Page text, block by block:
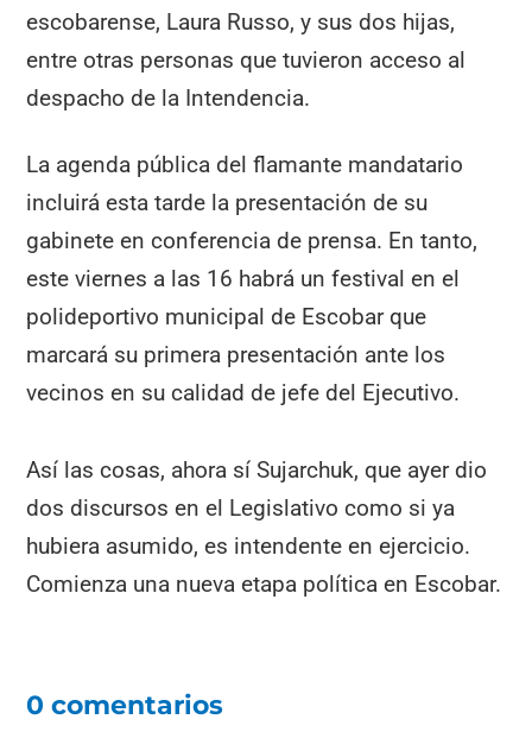
escobarense, Laura Russo, y sus dos hijas,
entre otras personas que tuvieron acceso al
despacho de la Intendencia.
La agenda pública del flamante mandatario
incluirá esta tarde la presentación de su
gabinete en conferencia de prensa. En tanto,
este viernes a las 16 habrá un festival en el
polideportivo municipal de Escobar que
marcará su primera presentación ante los
vecinos en su calidad de jefe del Ejecutivo.
Así las cosas, ahora sí Sujarchuk, que ayer dio
dos discursos en el Legislativo como si ya
hubiera asumido, es intendente en ejercicio.
Comienza una nueva etapa política en Escobar.
0 comentarios